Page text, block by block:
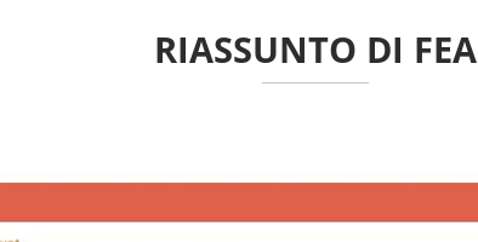
RIASSUNTO DI FEA